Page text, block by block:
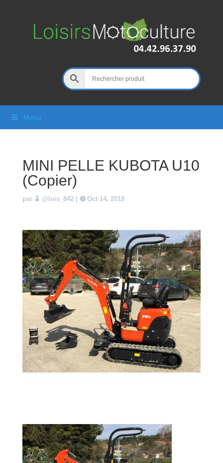
Menu
MINI PELLE KUBOTA U10
(Copier)
par @lois_842| Oct 14, 2018